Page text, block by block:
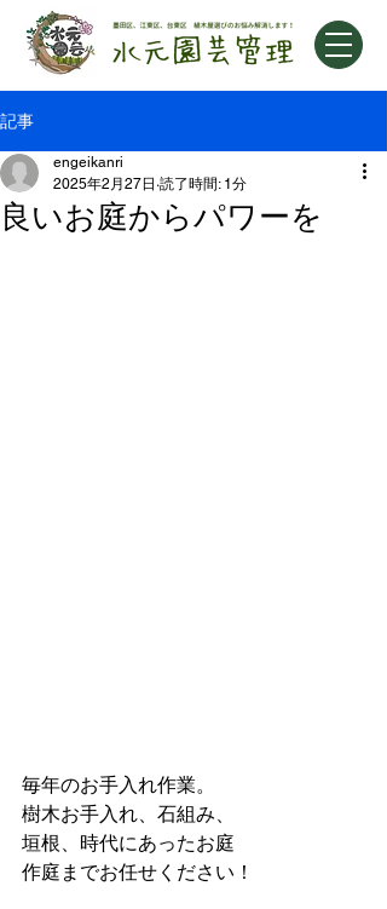
記事
良いお庭からパワーを
engeikanri
2025年2月27日 読了時間: 1分
毎年のお手入れ作業。
樹木お手入れ、石組み、
垣根、時代にあったお庭
作庭までお任せください！